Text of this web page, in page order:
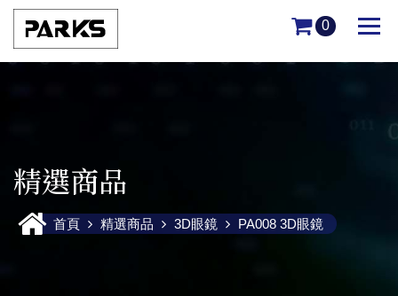
0
精選商品
首頁 精選商品 3D眼鏡 PA008 3D眼鏡